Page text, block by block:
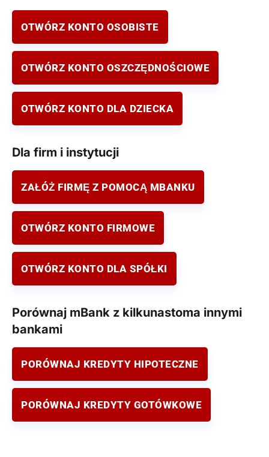
OTWÓRZ KONTO OSOBISTE
OTWÓRZ KONTO OSZCZĘDNOŚCIOWE
OTWÓRZ KONTO DLA DZIECKA
Dla firm i instytucji
ZAŁÓŻ FIRMĘ Z POMOCĄ MBANKU
OTWÓRZ KONTO FIRMOWE
OTWÓRZ KONTO DLA SPÓŁKI
Porównaj mBank z kilkunastoma innymi
bankami
PORÓWNAJ KREDYTY HIPOTECZNE
PORÓWNAJ KREDYTY GOTÓWKOWE